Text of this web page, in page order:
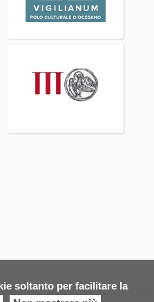
soltanto per facilitare la
Santo Spirito Diocesi